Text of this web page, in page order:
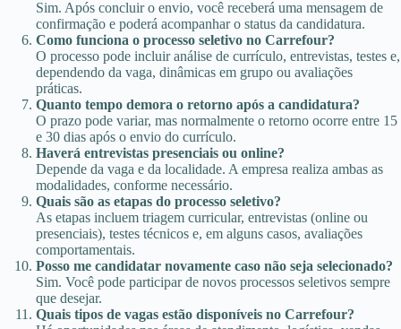
Sim. Após concluir o envio, você receberá uma mensagem de
confirmação e poderá acompanhar o status da candidatura.
Como funciona o processo seletivo no Carrefour?
O processo pode incluir análise de currículo, entrevistas, testes e,
dependendo da vaga, dinâmicas em grupo ou avaliações
práticas.
Quanto tempo demora o retorno após a candidatura?
O prazo pode variar, mas normalmente o retorno ocorre entre 15
e 30 dias após o envio do currículo.
Haverá entrevistas presenciais ou online?
Depende da vaga e da localidade. A empresa realiza ambas as
modalidades, conforme necessário.
Quais são as etapas do processo seletivo?
As etapas incluem triagem curricular, entrevistas (online ou
presenciais), testes técnicos e, em alguns casos, avaliações
comportamentais.
Posso me candidatar novamente caso não seja selecionado?
Sim. Você pode participar de novos processos seletivos sempre
que desejar.
Quais tipos de vagas estão disponíveis no Carrefour?